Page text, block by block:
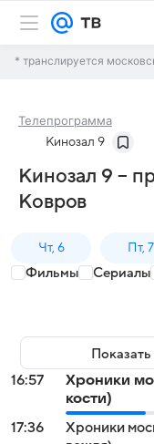
* транслируется
Телепрограмма
Кинозал 9
Кинозал 9 –
Ковров
Чт, 6 Пт, 7
Фильмы Сериалы
16:57
Хроники
кости)
17:36
Хроники